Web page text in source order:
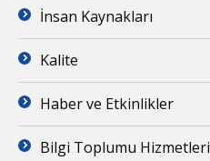
İnsan Kaynakları
Kalite
Haber ve Etkinlikler
Bilgi Toplumu Hizmetleri